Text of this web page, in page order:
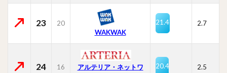
23
20
WAKWAK
21.4 2.7
24 16
アルテリア・ネットワ
20.4 2.5